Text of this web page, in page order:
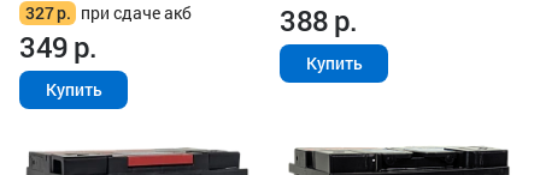
327р. при сдаче акб
349р.
Купить
388р.
Купить